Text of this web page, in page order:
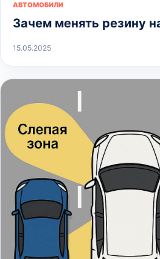
АВТОМОБИЛИ
Зачем менять резину
15.05.2025